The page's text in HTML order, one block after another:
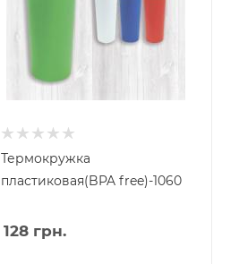
Термокружка
пластиковая(BPA free)-1060
128 грн.